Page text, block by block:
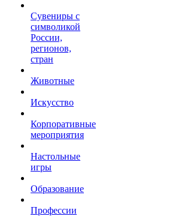
Сувениры с
символикой
России,
регионов,
стран
Животные
Искусство
Корпоративные
мероприятия
Настольные
игры
Образование
Профессии